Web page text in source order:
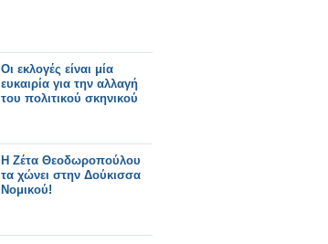
Οι εκλογές είναι μία
ευκαιρία για την αλλαγή
του πολιτικού σκηνικού
Η Ζέτα Θεοδωροπούλου
τα χώνει στην Δούκισσα
Νομικού!